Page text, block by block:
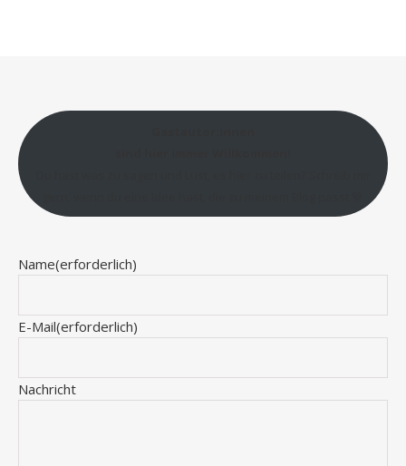
Name(erforderlich)
E-Mail(erforderlich)
Nachricht